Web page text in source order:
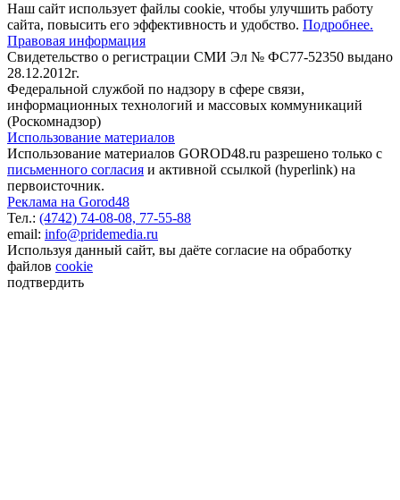
Наш сайт использует файлы cookie, чтобы улучшить работу
сайта, повысить его эффективность и удобство. Подробнее.
Правовая информация
Свидетельство о регистрации СМИ Эл № ФС77-52350 выдано
28.12.2012г.
Федеральной службой по надзору в сфере связи,
информационных технологий и массовых коммуникаций
(Роскомнадзор)
Использование материалов
Использование материалов GOROD48.ru разрешено только с
письменного согласия и активной ссылкой (hyperlink) на
первоисточник.
Реклама на Gorod48
Тел.: (4742) 74-08-08, 77-55-88
email: info@pridemedia.ru
Используя данный сайт, вы даёте согласие на обработку
файлов cookie
подтвердить